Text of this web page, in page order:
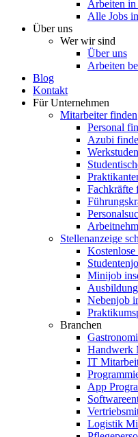
Arbeiten in
Alle Jobs
Über uns
Wer wir sind
Über uns
Arbeiten
Blog
Kontakt
Für Unternehmen
Mitarbeiter finden
Personal
Azubi
Fachkräfte
Stellenanzeige
Kostenlose
Minijob
Nebenjob
Branchen
Handwerk
IT
App
Logistik